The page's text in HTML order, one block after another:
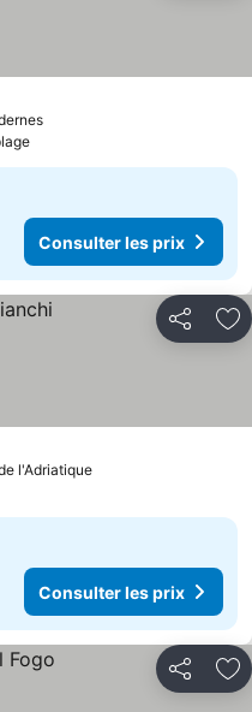
Consulter les prix
Partager
l'Adriatique
Consulter les prix
Partager